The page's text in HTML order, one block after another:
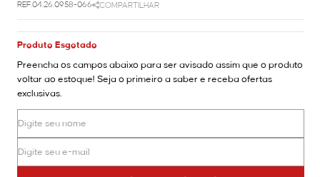
REF.04.26.0958-066 COMPARTILHAR
Produto Esgotado
Preencha os campos abaixo para ser avisado assim que o produto
voltar ao estoque! Seja o primeiro a saber e receba ofertas
exclusivas.